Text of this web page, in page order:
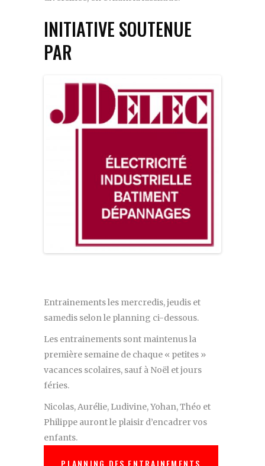
INITIATIVE SOUTENUE
PAR
Entrainements les mercredis, jeudis et
samedis selon le planning ci-dessous.
Les entrainements sont maintenus la
première semaine de chaque « petites »
vacances scolaires, sauf à Noël et jours
féries.
Nicolas, Aurélie, Ludivine, Yohan, Théo et
Philippe auront le plaisir d’encadrer vos
enfants.
PLANNING DES ENTRAINEMENTS